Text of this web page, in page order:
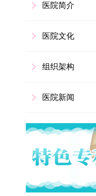
医院简介
医院文化
组织架构
医院新闻